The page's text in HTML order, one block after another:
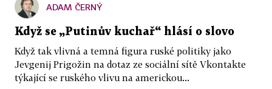
ADAM ČERNÝ
Když se „Putinův kuchař“ hlásí o slovo
Když tak vlivná a temná figura ruské politiky jako
Jevgenij Prigožin na dotaz ze sociální sítě Vkontakte
týkající se ruského vlivu na americkou...